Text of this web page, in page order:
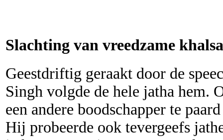
Slachting van vreedzame khalsa
Geestdriftig geraakt door de
Singh volgde de hele jatha hem.
een andere boodschapper te
Hij probeerde ook tevergeefs